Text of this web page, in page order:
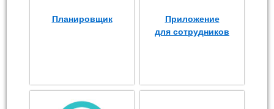
Планировщик
Приложение
для сотрудников